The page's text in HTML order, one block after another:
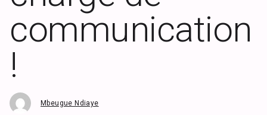
communication
!
Mbeugue Ndiaye